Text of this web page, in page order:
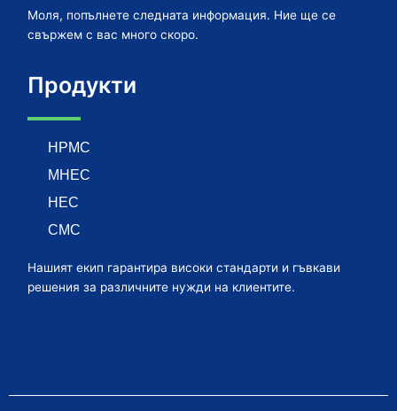
Моля, попълнете следната информация. Ние ще се
свържем с вас много скоро.
Продукти
HPMC
MHEC
HEC
CMC
Нашият екип гарантира високи стандарти и гъвкави
решения за различните нужди на клиентите.